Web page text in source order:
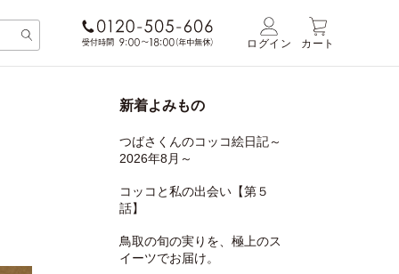
ログイン カート
新着よみもの
つばさくんのコッコ絵日記～
2026年8月～
コッコと私の出会い【第５
話】
鳥取の旬の実りを、極上のス
イーツでお届け。